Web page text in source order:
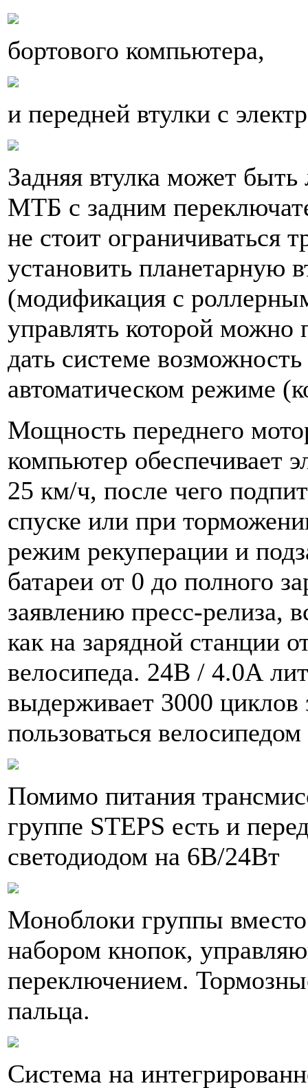
бортового компьютера,
и передней втулки с
Задняя втулка может
МТБ с задним
не стоит ограничиваться
установить планетарную
(модификация с
управлять которой
дать системе
автоматическом режиме
Мощность переднего
компьютер обеспечивает
25 км/ч, после чего
спуске или при
режим рекуперации и
батареи от 0 до полного
заявлению пресс-релиза,
как на зарядной станции
велосипеда. 24В / 4.0А
выдерживает 3000 циклов
пользоваться
Помимо питания
группе STEPS есть и
светодиодом на 6В/24Вт
Моноблоки группы
набором кнопок,
переключением.
пальца.
Система на